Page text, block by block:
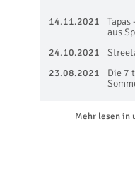
14.11.2021
aus
24.10.2021
23.08.2021
Die 7
Mehr lesen in